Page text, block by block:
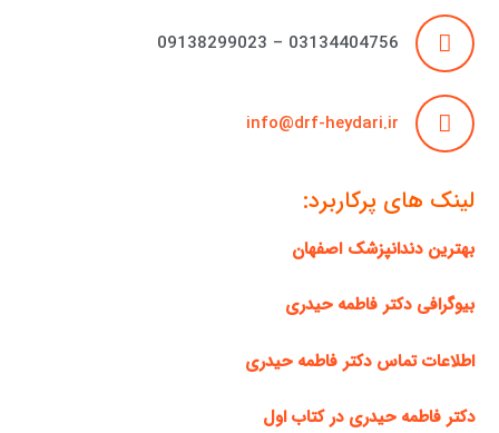
03134404756 – 09138299023
info@drf-heydari.ir
لینک های پرکاربرد:
بهترین دندانپزشک اصفهان
بیوگرافی دکتر فاطمه حیدری
اطلاعات تماس دکتر فاطمه حیدری
دکتر فاطمه حیدری در کتاب اول